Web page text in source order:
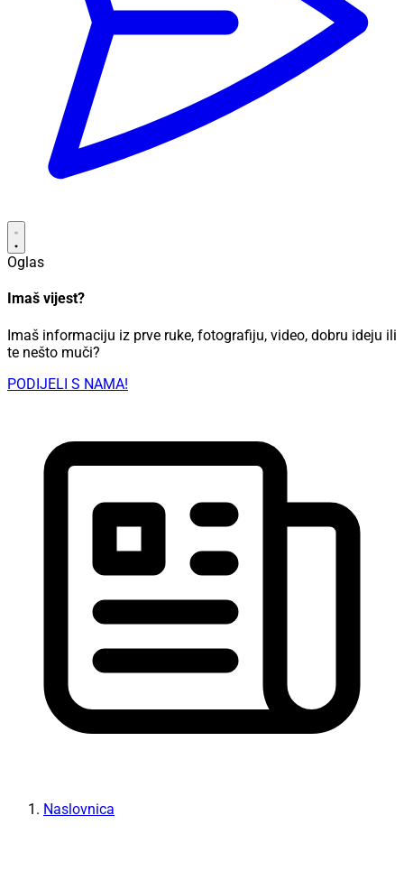
Oglas
Imaš vijest?
Imaš informaciju iz prve ruke, fotografiju, video, dobru ideju ili
te nešto muči?
PODIJELI S NAMA!
Naslovnica